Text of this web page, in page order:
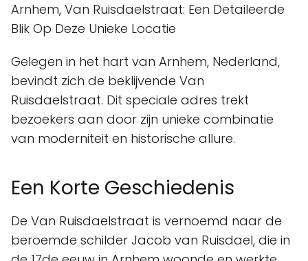
Arnhem, Van Ruisdaelstraat: Een Detaileerde
Blik Op Deze Unieke Locatie
Gelegen in het hart van Arnhem, Nederland,
bevindt zich de beklijvende Van
Ruisdaelstraat. Dit speciale adres trekt
bezoekers aan door zijn unieke combinatie
van moderniteit en historische allure.
Een Korte Geschiedenis
De Van Ruisdaelstraat is vernoemd naar de
beroemde schilder Jacob van Ruisdael, die in